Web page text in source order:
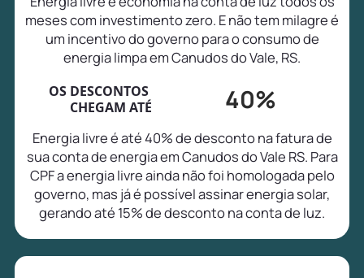
meses com investimento zero. E não tem milagre é
um incentivo do governo para o consumo de
energia limpa em Canudos do Vale, RS.
OS DESCONTOS
CHEGAM ATÉ
40%
Energia livre é até 40% de desconto na fatura de
sua conta de energia em Canudos do Vale RS. Para
CPF a energia livre ainda não foi homologada pelo
governo, mas já é possível assinar energia solar,
gerando até 15% de desconto na conta de luz.